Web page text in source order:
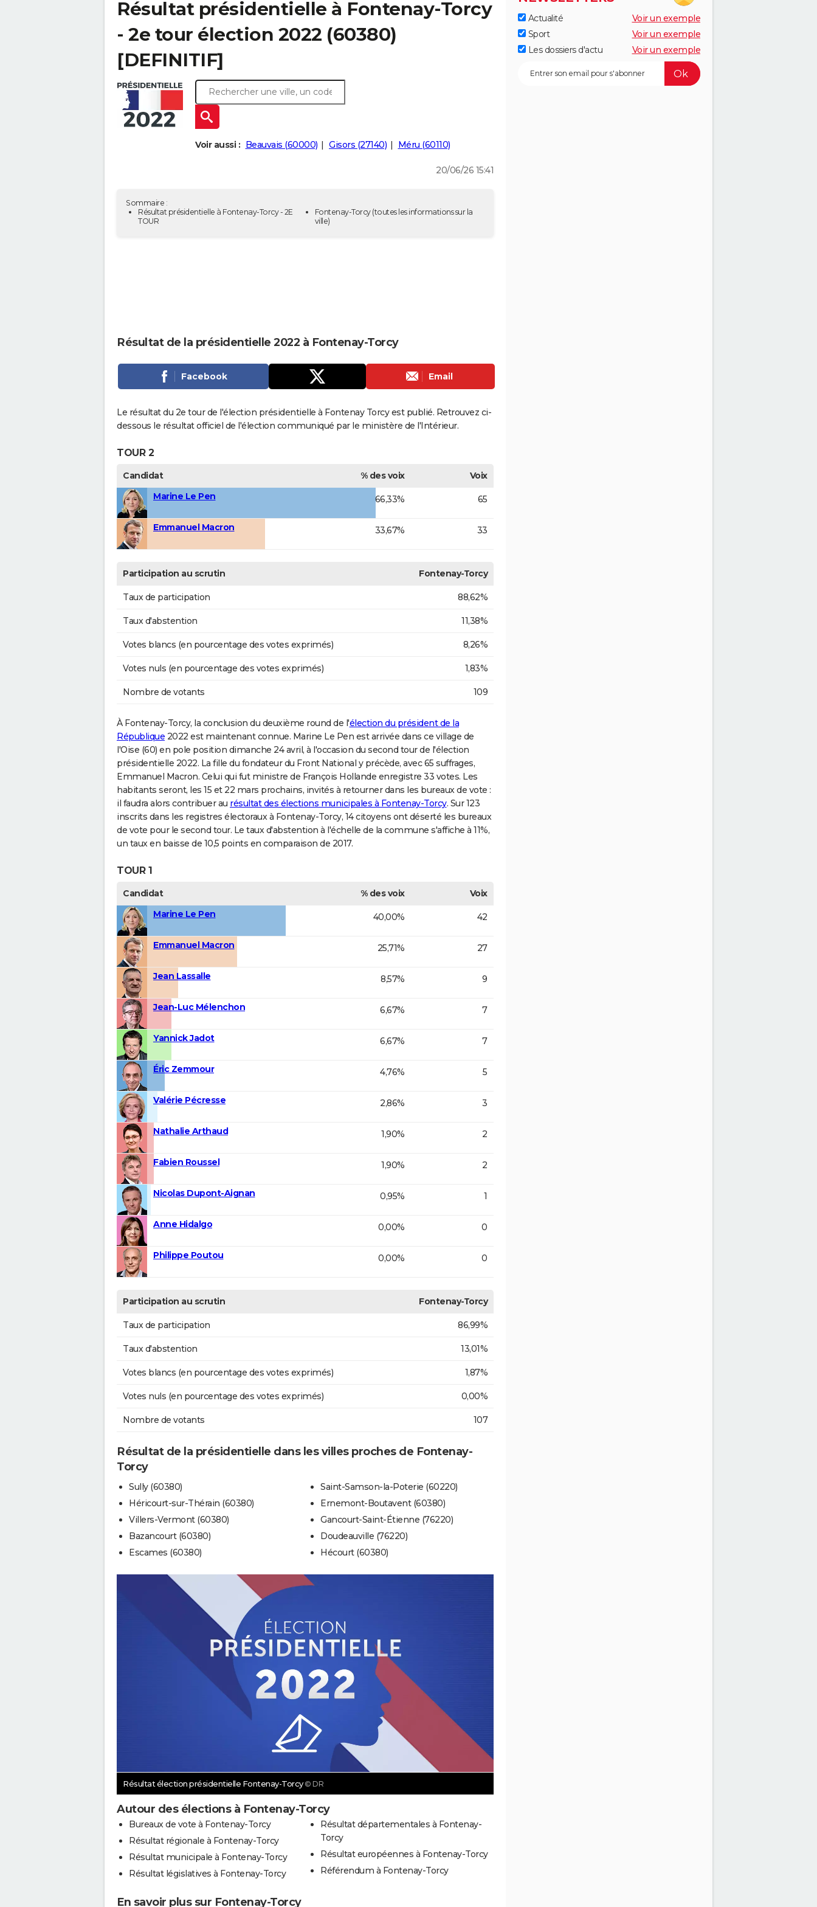
Résultat présidentielle à Fontenay-Torcy
- 2e tour élection 2022 (60380)
[DEFINITIF]
Voir aussi : Beauvais (60000) Gisors (27140) Méru (60110)
20/06/26 15:41
Sommaire :
Résultat présidentielle à Fontenay-Torcy - 2E
TOUR
Fontenay-Torcy(toutes les informations sur la
ville)
Résultat de la présidentielle 2022 à Fontenay-Torcy
Facebook Email
Le résultat du 2e tour de l'élection présidentielle à Fontenay Torcy est publié. Retrouvez ci-
dessous le résultat officiel de l'élection communiqué par le ministère de l'Intérieur.
TOUR 2
Candidat % des voix
Voix
Marine Le Pen
66,33% 65
Emmanuel Macron 33,67% 33
Participation au scrutin Fontenay-Torcy
Taux de participation 88,62%
Taux d'abstention 11,38%
Votes blancs (en pourcentage des votes exprimés) 8,26%
Votes nuls (en pourcentage des votes exprimés) 1,83%
Nombre de votants 109
À Fontenay-Torcy, la conclusion du deuxième round de l'élection du président de la
République 2022 est maintenant connue. Marine Le Pen est arrivée dans ce village de
l'Oise (60) en pole position dimanche 24 avril, à l'occasion du second tour de l'élection
présidentielle 2022. La fille du fondateur du Front National y précède, avec 65 suffrages,
Emmanuel Macron. Celui qui fut ministre de François Hollande enregistre 33 votes. Les
habitants seront, les 15 et 22 mars prochains, invités à retourner dans les bureaux de vote :
il faudra alors contribuer au résultat des élections municipales à Fontenay-Torcy. Sur 123
inscrits dans les registres électoraux à Fontenay-Torcy, 14 citoyens ont déserté les bureaux
de vote pour le second tour. Le taux d'abstention à l'échelle de la commune s'affiche à 11%,
un taux en baisse de 10,5 points en comparaison de 2017.
TOUR 1
Candidat % des voix
Voix
Marine Le Pen
40,00% 42
Emmanuel Macron 25,71% 27
Jean Lassalle 8,57% 9
Jean-Luc Mélenchon 6,67% 7
Yannick Jadot 6,67% 7
Éric Zemmour 4,76% 5
Valérie Pécresse 2,86% 3
Nathalie Arthaud 1,90% 2
Fabien Roussel 1,90% 2
Nicolas Dupont-Aignan 0,95% 1
Anne Hidalgo 0,00% 0
Philippe Poutou 0,00% 0
Participation au scrutin Fontenay-Torcy
Taux de participation 86,99%
Taux d'abstention 13,01%
Votes blancs (en pourcentage des votes exprimés) 1,87%
Votes nuls (en pourcentage des votes exprimés) 0,00%
Nombre de votants 107
Résultat de la présidentielle dans les villes proches de Fontenay-
Torcy
Sully (60380)
Héricourt-sur-Thérain (60380)
Villers-Vermont (60380)
Bazancourt (60380)
Escames (60380)
Saint-Samson-la-Poterie (60220)
Ernemont-Boutavent (60380)
Gancourt-Saint-Étienne (76220)
Doudeauville (76220)
Hécourt (60380)
Résultat élection présidentielle Fontenay-Torcy © DR
Autour des élections à Fontenay-Torcy
Bureaux de vote à Fontenay-Torcy
Résultat régionale à Fontenay-Torcy
Résultat municipale à Fontenay-Torcy
Résultat législatives à Fontenay-Torcy
Résultat départementales à Fontenay-
Torcy
Résultat européennes à Fontenay-Torcy
Référendum à Fontenay-Torcy
En savoir plus sur Fontenay-Torcy
Actualité
Voir un exemple
Sport
Voir un exemple
Les dossiers d'actu
Voir un exemple